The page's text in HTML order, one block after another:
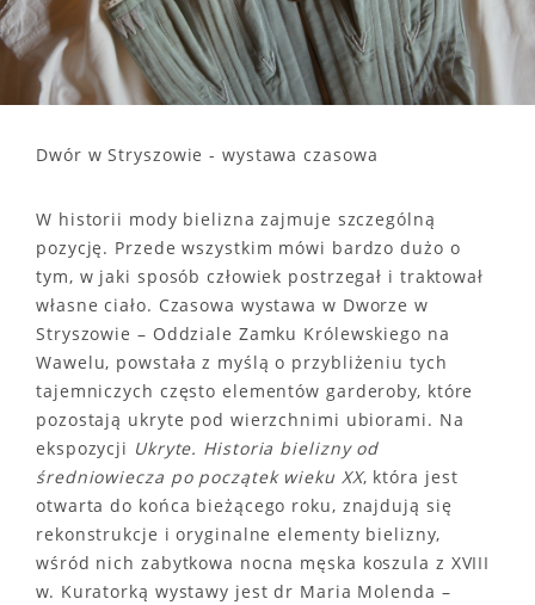
Dwór w Stryszowie - wystawa czasowa
W historii mody bielizna zajmuje szczególną
pozycję. Przede wszystkim mówi bardzo dużo o
tym, w jaki sposób człowiek postrzegał i traktował
własne ciało. Czasowa wystawa w Dworze w
Stryszowie – Oddziale Zamku Królewskiego na
Wawelu, powstała z myślą o przybliżeniu tych
tajemniczych często elementów garderoby, które
pozostają ukryte pod wierzchnimi ubiorami. Na
ekspozycji Ukryte. Historia bielizny od
średniowiecza po początek wieku XX, która jest
otwarta do końca bieżącego roku, znajdują się
rekonstrukcje i oryginalne elementy bielizny,
wśród nich zabytkowa nocna męska koszula z XVIII
w. Kuratorką wystawy jest dr Maria Molenda –